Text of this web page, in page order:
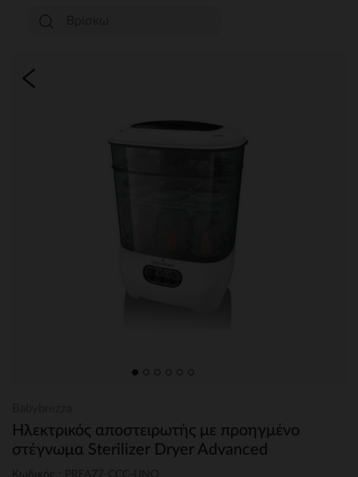
Ηλεκτρικός αποστειρωτής με προηγμένο
στέγνωμα Sterilizer Dryer Advanced